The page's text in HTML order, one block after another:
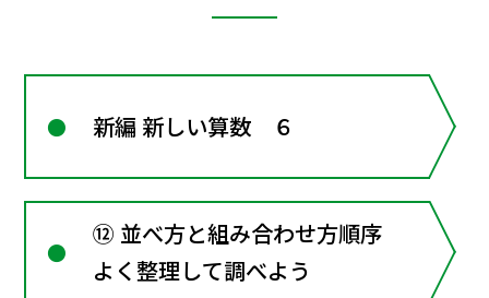
新編 新しい算数 ６
⑫ 並べ方と組み合わせ方順序
よく整理して調べよう